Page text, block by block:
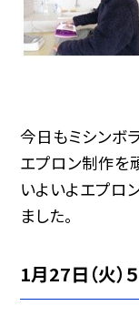
今日もミシンボ
エプロン制作を
いよいよエプロ
ました。
1月27日（火